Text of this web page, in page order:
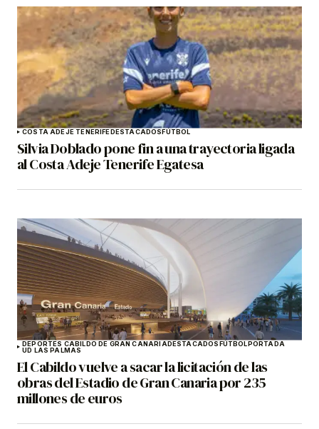
COSTA ADEJE TENERIFEDESTACADOSFÚTBOL
Silvia Doblado pone fin a una trayectoria ligada
al Costa Adeje Tenerife Egatesa
DEPORTES CABILDO DE GRAN CANARIADESTACADOSFÚTBOLPORTADA
UD LAS PALMAS
El Cabildo vuelve a sacar la licitación de las
obras del Estadio de Gran Canaria por 235
millones de euros